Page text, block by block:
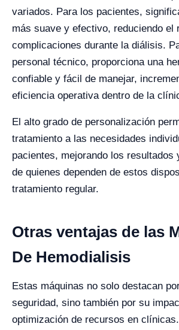
variados. Para los pacientes,
más suave y efectivo, reduciendo el
complicaciones durante la diálisis.
personal técnico, proporciona una
confiable y fácil de manejar,
eficiencia operativa dentro de la
El alto grado de personalización
tratamiento a las necesidades
pacientes, mejorando los resultados
de quienes dependen de estos
tratamiento regular.
Otras ventajas de las
De Hemodialisis
Estas máquinas no solo destacan
seguridad, sino también por su
optimización de recursos en